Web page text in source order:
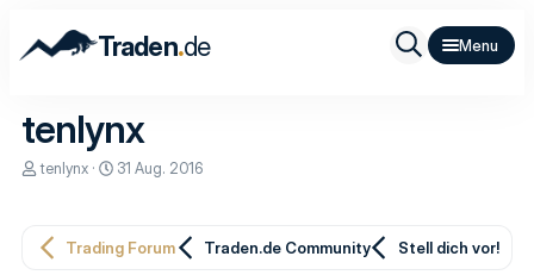
Traden.de
tenlynx
E
e
tenlynx
E
e
l
31 Aug. 2016
Trading Forum Traden.de Community Stell dich vor!